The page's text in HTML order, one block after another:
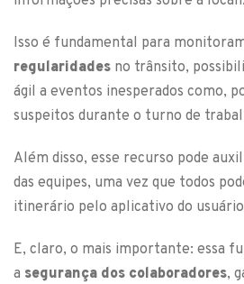
Isso é fundamental para
regularidades no trânsito,
ágil a eventos inesperados como,
suspeitos durante o turno de
Além disso, esse recurso pode
das equipes, uma vez que todos
itinerário pelo aplicativo do
E, claro, o mais importante: essa
a segurança dos colaboradores,